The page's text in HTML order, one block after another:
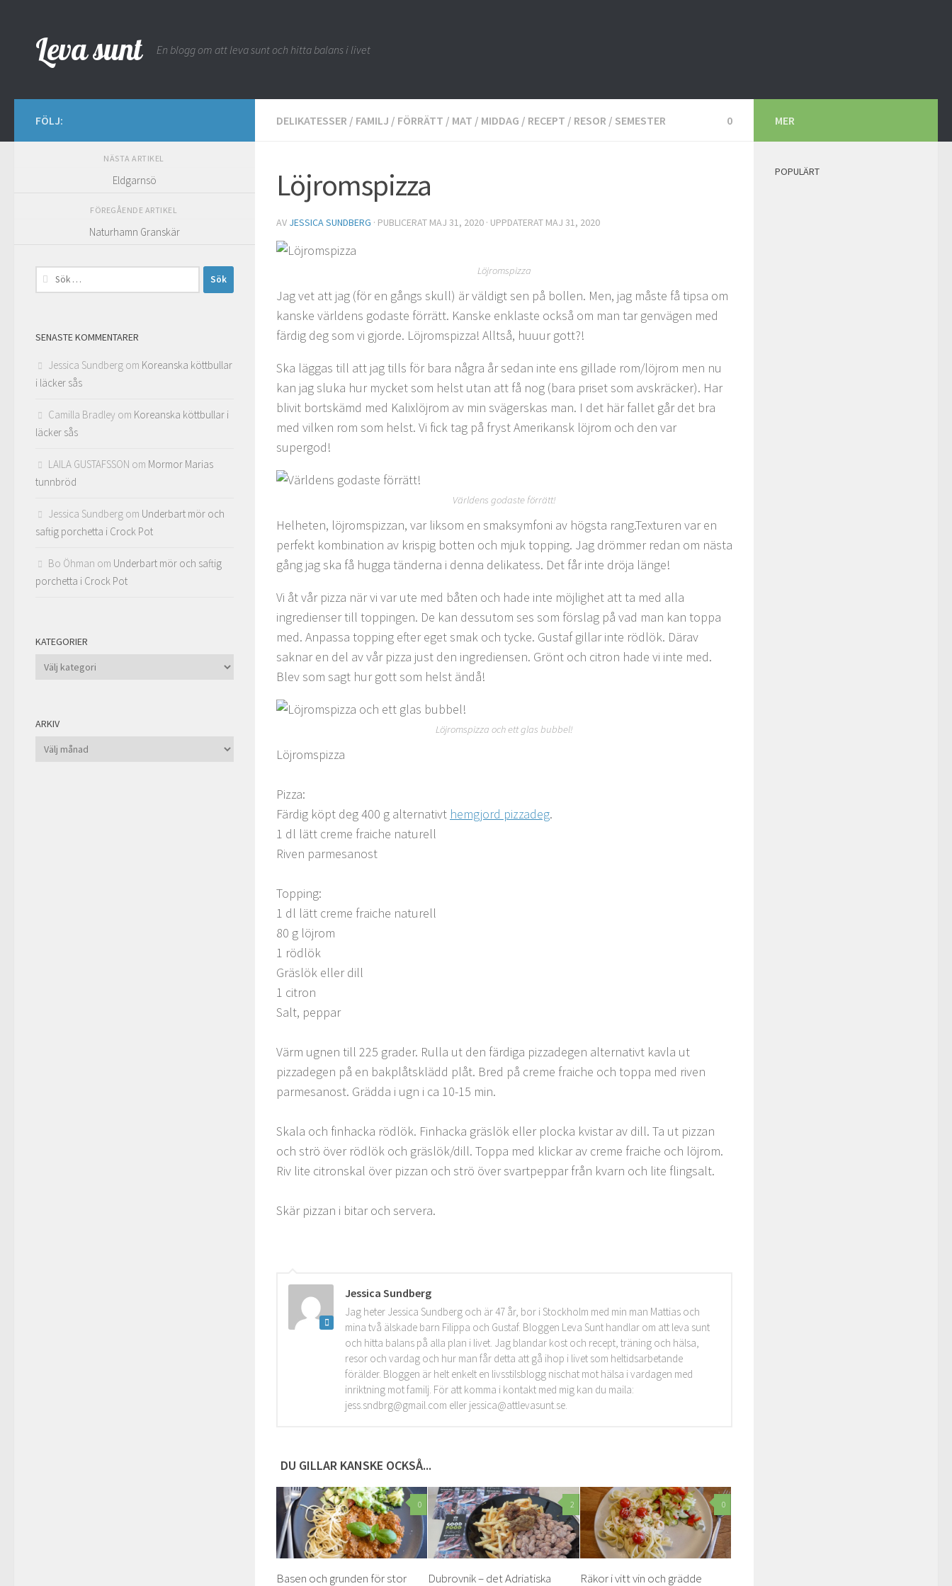
Leva sunt En blogg om att leva sunt och hitta balans i livet
DELIKATESSER / FAMILJ / FÖRRÄTT / MAT / MIDDAG / RECEPT / RESOR / SEMESTER 0
Löjromspizza
AV JESSICA SUNDBERG · PUBLICERAT MAJ 31, 2020 · UPPDATERAT MAJ 31, 2020
Löjromspizza
Jag vet att jag (för en gångs skull) är väldigt sen på bollen. Men, jag måste få tipsa om
kanske världens godaste förrätt. Kanske enklaste också om man tar genvägen med
färdig deg som vi gjorde. Löjromspizza! Alltså, huuur gott?!
Ska läggas till att jag tills för bara några år sedan inte ens gillade rom/löjrom men nu
kan jag sluka hur mycket som helst utan att få nog (bara priset som avskräcker). Har
blivit bortskämd med Kalixlöjrom av min svägerskas man. I det här fallet går det bra
med vilken rom som helst. Vi fick tag på fryst Amerikansk löjrom och den var
supergod!
Världens godaste förrätt!
Helheten, löjromspizzan, var liksom en smaksymfoni av högsta rang.Texturen var en
perfekt kombination av krispig botten och mjuk topping. Jag drömmer redan om nästa
gång jag ska få hugga tänderna i denna delikatess. Det får inte dröja länge!
Vi åt vår pizza när vi var ute med båten och hade inte möjlighet att ta med alla
ingredienser till toppingen. De kan dessutom ses som förslag på vad man kan toppa
med. Anpassa topping efter eget smak och tycke. Gustaf gillar inte rödlök. Därav
saknar en del av vår pizza just den ingrediensen. Grönt och citron hade vi inte med.
Blev som sagt hur gott som helst ändå!
Löjromspizza och ett glas bubbel!
Löjromspizza
Pizza:
Färdig köpt deg 400 g alternativt hemgjord pizzadeg.
1 dl lätt creme fraiche naturell
Riven parmesanost
Topping:
1 dl lätt creme fraiche naturell
80 g löjrom
1 rödlök
Gräslök eller dill
1 citron
Salt, peppar
Värm ugnen till 225 grader. Rulla ut den färdiga pizzadegen alternativt kavla ut
pizzadegen på en bakplåtsklädd plåt. Bred på creme fraiche och toppa med riven
parmesanost. Grädda i ugn i ca 10-15 min.
Skala och finhacka rödlök. Finhacka gräslök eller plocka kvistar av dill. Ta ut pizzan
och strö över rödlök och gräslök/dill. Toppa med klickar av creme fraiche och löjrom.
Riv lite citronskal över pizzan och strö över svartpeppar från kvarn och lite flingsalt.
Skär pizzan i bitar och servera.
Jessica Sundberg
Jag heter Jessica Sundberg och är 47 år, bor i Stockholm med min man Mattias och
mina två älskade barn Filippa och Gustaf. Bloggen Leva Sunt handlar om att leva sunt
och hitta balans på alla plan i livet. Jag blandar kost och recept, träning och hälsa,
resor och vardag och hur man får detta att gå ihop i livet som heltidsarbetande
förälder. Bloggen är helt enkelt en livsstilsblogg nischat mot hälsa i vardagen med
inriktning mot familj. För att komma i kontakt med mig kan du maila:
jess.sndbrg@gmail.com eller jessica@attlevasunt.se.
DU GILLAR KANSKE OCKSÅ...
0
Basen och grunden för stor
2
Dubrovnik – det Adriatiska
0
Räkor i vitt vin och grädde
FÖLJ:
NÄSTA ARTIKEL
Eldgarnsö
FÖREGÅENDE ARTIKEL
Naturhamn Granskär
Sök
efter:
SENASTE KOMMENTARER
Jessica Sundberg om Koreanska köttbullar
i läcker sås
Camilla Bradley om Koreanska köttbullar i
läcker sås
LAILA GUSTAFSSON om Mormor Marias
tunnbröd
Jessica Sundberg om Underbart mör och
saftig porchetta i Crock Pot
Bo Öhman om Underbart mör och saftig
porchetta i Crock Pot
KATEGORIER
Kategorier
ARKIV
Arkiv
MER
POPULÄRT